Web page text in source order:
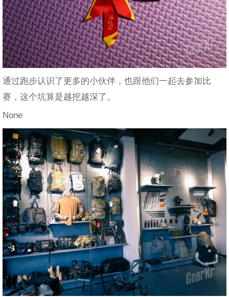
通过跑步认识了更多的小伙伴，也跟他们一起去参加比
赛，这个坑算是越挖越深了。
None